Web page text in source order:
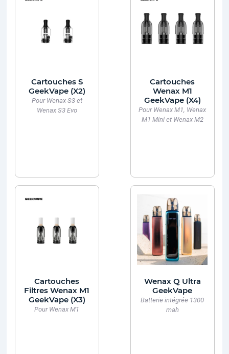
Cartouches S
GeekVape (X2)
Pour Wenax S3 et
Wenax S3 Evo
Cartouches
Wenax M1
GeekVape (X4)
Pour Wenax M1, Wenax
M1 Mini et Wenax M2
Cartouches
Filtres Wenax M1
GeekVape (X3)
Pour Wenax M1
Wenax Q Ultra
GeekVape
Batterie intégrée 1300
mah